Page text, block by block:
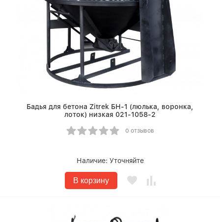
Бадья для бетона Zitrek БН-1 (люлька, воронка,
лоток) низкая 021-1058-2
0 отзывов
Наличие: Уточняйте
В корзину